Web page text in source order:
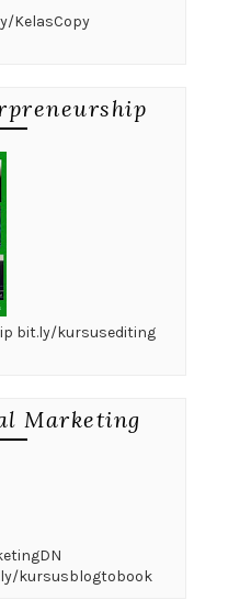
KelasCopy
bit.ly/kursusediting
Marketing
kursusblogtobook